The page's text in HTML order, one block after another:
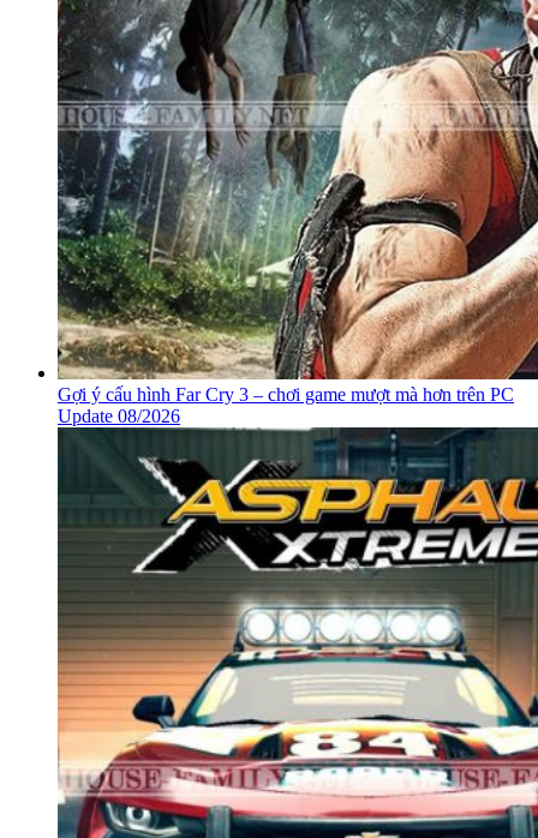
Gợi ý cấu hình Far Cry 3 – chơi game mượt mà hơn trên PC
Update 08/2026